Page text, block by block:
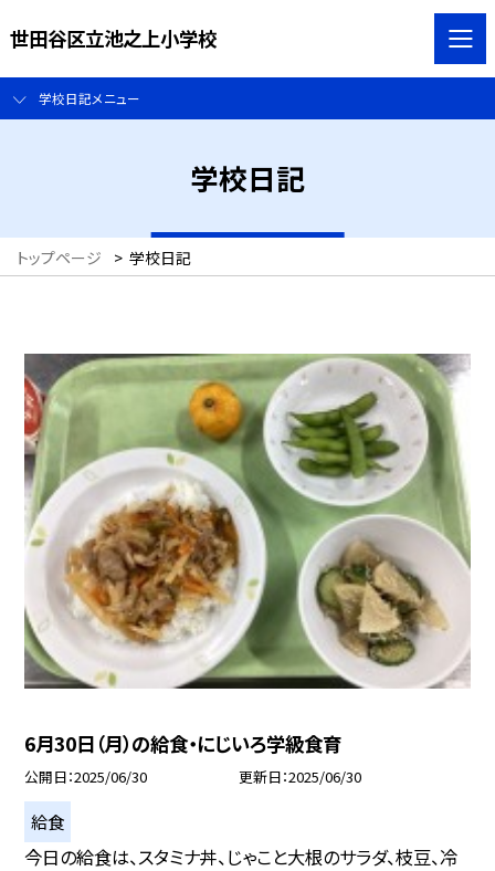
世田谷区立池之上小学校
学校日記メニュー
学校日記
トップページ > 学校日記
6月30日（月）の給食・にじいろ学級食育
公開日 2025/06/30 更新日 2025/06/30
給食
今日の給食は、スタミナ丼、じゃこと大根のサラダ、枝豆、冷